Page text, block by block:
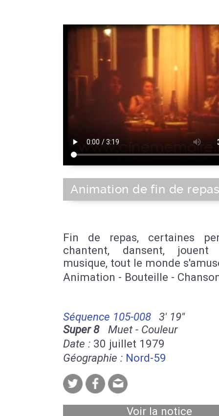
Animation de fin de
Fin de repas, certaines
chantent, dansent,
musique, tout le monde
Animation - Bouteille -
Séquence 105-008
3' 19''
Super 8Muet - Couleur
Date : 30 juillet 1979
Géographie : Nord-59
Voir la notice